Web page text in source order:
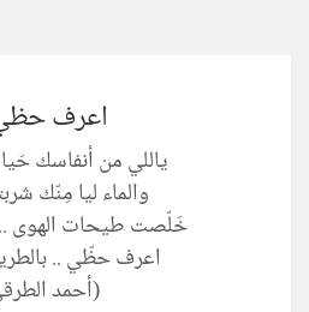
اعرف
ياللي من أنفاسك
والماء ليا مِنّك
خَلّصت طيحات الهوى
اعرف حظّي ..
(أحمد